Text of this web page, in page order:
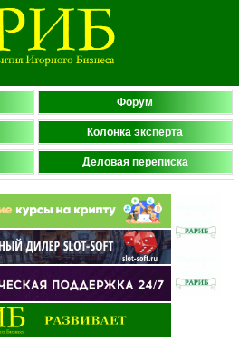
Форум
Колонка эксперта
Деловая переписка